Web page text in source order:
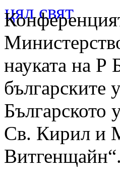
науката на Р
Българското
Св. Кирил и
Витгенщайн“.